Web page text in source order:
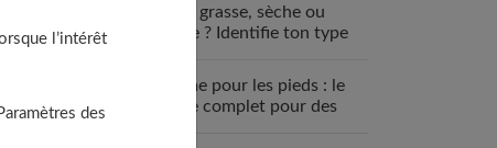
Peau grasse, sèche ou
mixte ? Identifie ton type
Crème pour les pieds : le
guide complet pour des
l’intérêt
des